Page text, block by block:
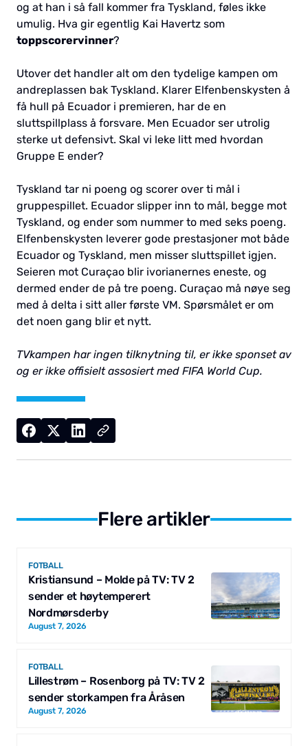
og at han i så fall kommer fra Tyskland, føles ikke
umulig. Hva gir egentlig Kai Havertz som
toppscorervinner?
Utover det handler alt om den tydelige kampen om
andreplassen bak Tyskland. Klarer Elfenbenskysten å
få hull på Ecuador i premieren, har de en
sluttspillplass å forsvare. Men Ecuador ser utrolig
sterke ut defensivt. Skal vi leke litt med hvordan
Gruppe E ender?
Tyskland tar ni poeng og scorer over ti mål i
gruppespillet. Ecuador slipper inn to mål, begge mot
Tyskland, og ender som nummer to med seks poeng.
Elfenbenskysten leverer gode prestasjoner mot både
Ecuador og Tyskland, men misser sluttspillet igjen.
Seieren mot Curaçao blir ivorianernes eneste, og
dermed ender de på tre poeng. Curaçao må nøye seg
med å delta i sitt aller første VM. Spørsmålet er om
det noen gang blir et nytt.
TVkampen har ingen tilknytning til, er ikke sponset av
og er ikke offisielt assosiert med FIFA World Cup.
Flere artikler
FOTBALL
Kristiansund – Molde på TV: TV 2
sender et høytemperert
Nordmørsderby
August 7, 2026
FOTBALL
Lillestrøm – Rosenborg på TV: TV 2
sender storkampen fra Åråsen
August 7, 2026